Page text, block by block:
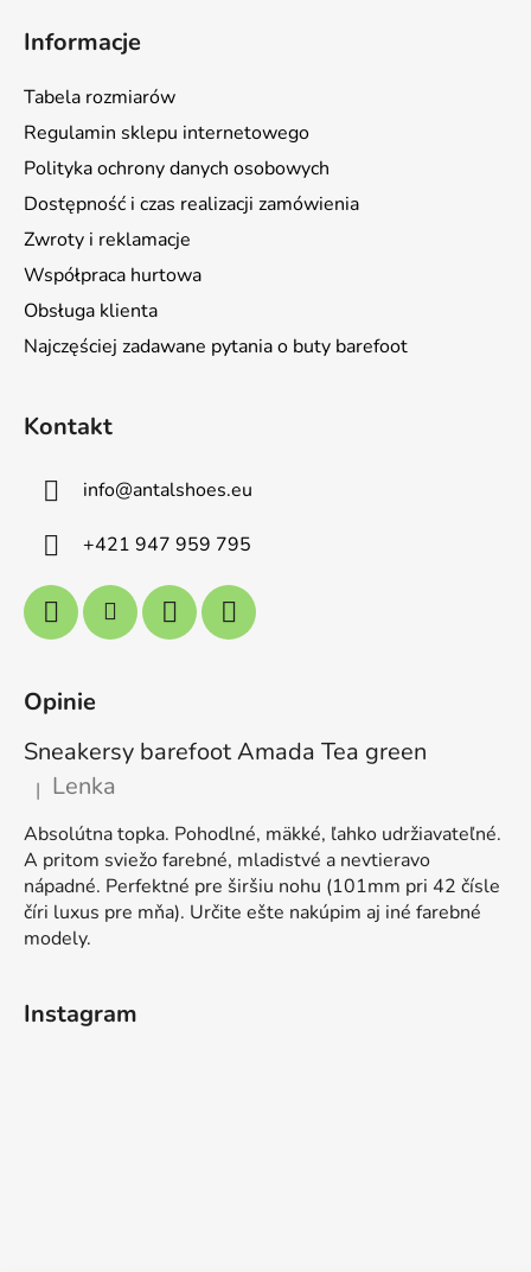
Informacje
Tabela rozmiarów
Regulamin sklepu internetowego
Polityka ochrony danych osobowych
Dostępność i czas realizacji zamówienia
Zwroty i reklamacje
Współpraca hurtowa
Obsługa klienta
Najczęściej zadawane pytania o buty barefoot
Kontakt
info@antalshoes.eu
+421 947 959 795
Opinie
Sneakersy barefoot Amada Tea green
Ocena produktu to 5 na 5 gwiazdek.
| Lenka
Absolútna topka. Pohodlné, mäkké, ľahko udržiavateľné.
A pritom sviežo farebné, mladistvé a nevtieravo
nápadné. Perfektné pre širšiu nohu (101mm pri 42 čísle
číri luxus pre mňa). Určite ešte nakúpim aj iné farebné
modely.
Instagram